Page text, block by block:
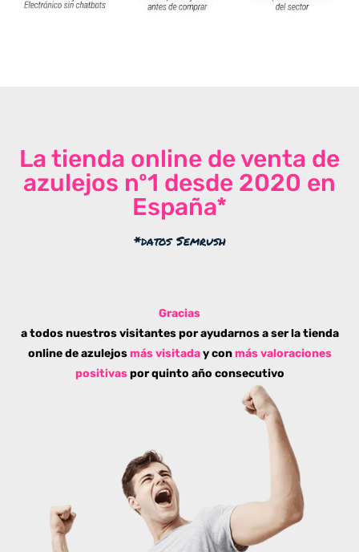
La tienda online de venta de
azulejos nº1 desde 2020 en
España*
*datos Semrush
Gracias
a todos nuestros visitantes por ayudarnos a ser la tienda
online de azulejos más visitaday conmás valoraciones
positivaspor quinto año consecutivo